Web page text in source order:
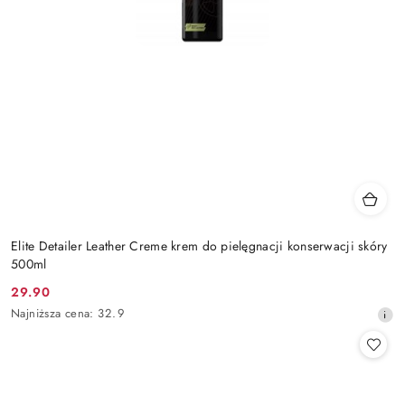
Elite Detailer Leather Creme krem do pielęgnacji konserwacji skóry
500ml
Cena
promocyjna:
29.90
Najniższa
Najniższa cena: 32.9